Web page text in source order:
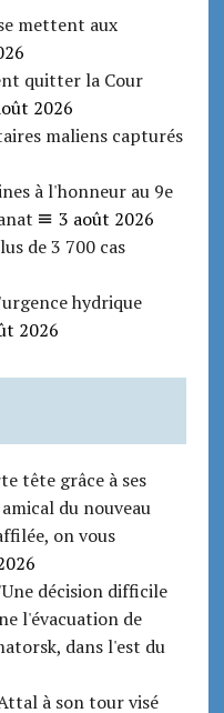
mettent aux
quitter la Cour
2026
maliens capturés
à l'honneur au 9e
3 août 2026
de 3 700 cas
hydrique
2026
tête grâce à ses
du nouveau
on vous
décision difficile
l'évacuation de
dans l'est du
à son tour visé